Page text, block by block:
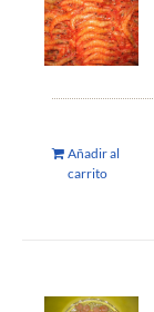
Añadir al
carrito